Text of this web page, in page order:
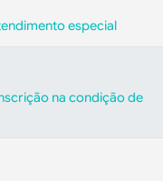
especial
na condição de